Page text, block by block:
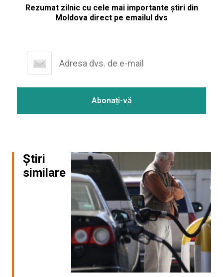
Rezumat zilnic cu cele mai importante știri din
Moldova direct pe emailul dvs
Știri
similare